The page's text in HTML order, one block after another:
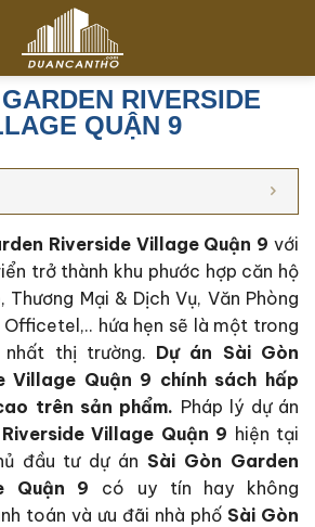
RIVERSIDE
QUẬN 9
Riverside Village Quận 9 với
trở thành khu phước hợp căn hộ
Mại & Dịch Vụ, Văn Phòng
Officetel,.. hứa hẹn sẽ là một trong
thị trường. Dự án Sài Gòn
Village Quận 9 chính sách hấp
trên sản phẩm. Pháp lý dự án
Village Quận 9 hiện tại
đầu tư dự án Sài Gòn Garden
Quận 9 có uy tín hay không
toán và ưu đãi nhà phố Sài Gòn